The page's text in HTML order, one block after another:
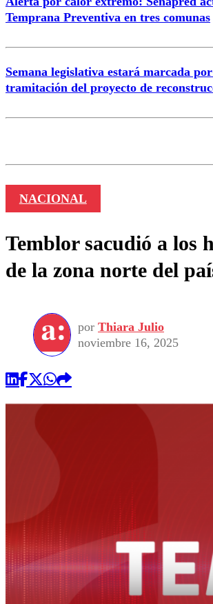
Temprana Preventiva en tres comunas
Semana legislativa estará marcada
tramitación del proyecto de
NACIONAL
Temblor sacudió a los
de la zona norte del
por Thiara Julio
noviembre 16, 2025